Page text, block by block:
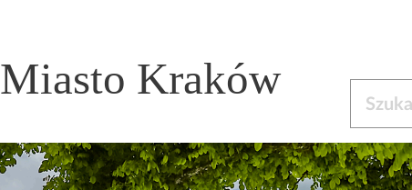
Miasto Kraków